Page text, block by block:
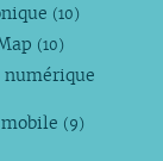
(10)
(10)
numérique
(9)